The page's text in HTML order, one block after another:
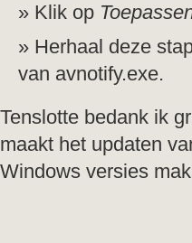
Klik op
Herhaal deze
van avnotify.exe.
Tenslotte bedank ik
maakt het updaten
Windows versies